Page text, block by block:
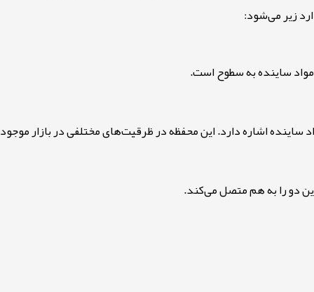
زیر می‌شود:
ساینده به سطوح است.
ساینده اشاره دارد. این محفظه در ظرقیت‌های مختلفی در بازار
دو را به هم متصل می‌کند.